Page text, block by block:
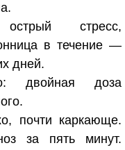
стресс,
в течение —
дней.
двойная доза
почти каркающе.
за пять минут.